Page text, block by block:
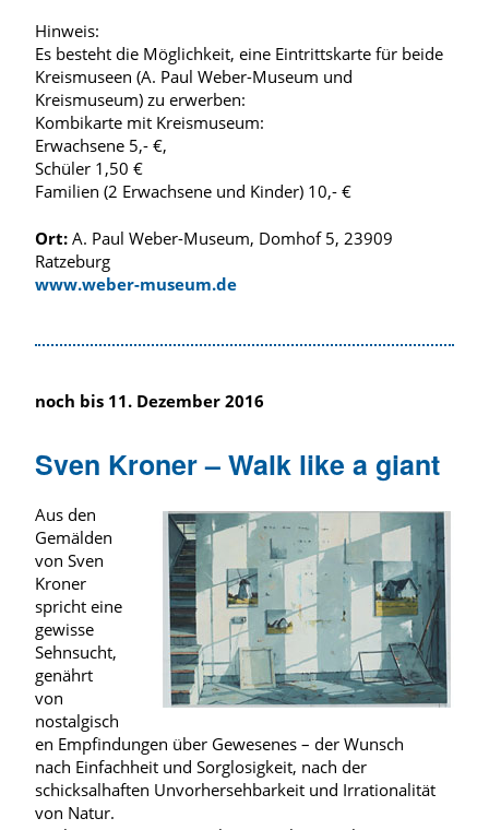
Hinweis:
Es besteht die Möglichkeit, eine Eintrittskarte für beide
Kreismuseen (A. Paul Weber-Museum und
Kreismuseum) zu erwerben:
Kombikarte mit Kreismuseum:
Erwachsene 5,- €,
Schüler 1,50 €
Familien (2 Erwachsene und Kinder) 10,- €
Ort: A. Paul Weber-Museum, Domhof 5, 23909
Ratzeburg
www.weber-museum.de
noch bis 11. Dezember 2016
Sven Kroner – Walk like a giant
Aus den
Gemälden
von Sven
Kroner
spricht eine
gewisse
Sehnsucht,
genährt
von
nostalgisch
en Empfindungen über Gewesenes – der Wunsch
nach Einfachheit und Sorglosigkeit, nach der
schicksalhaften Unvorhersehbarkeit und Irrationalität
von Natur.